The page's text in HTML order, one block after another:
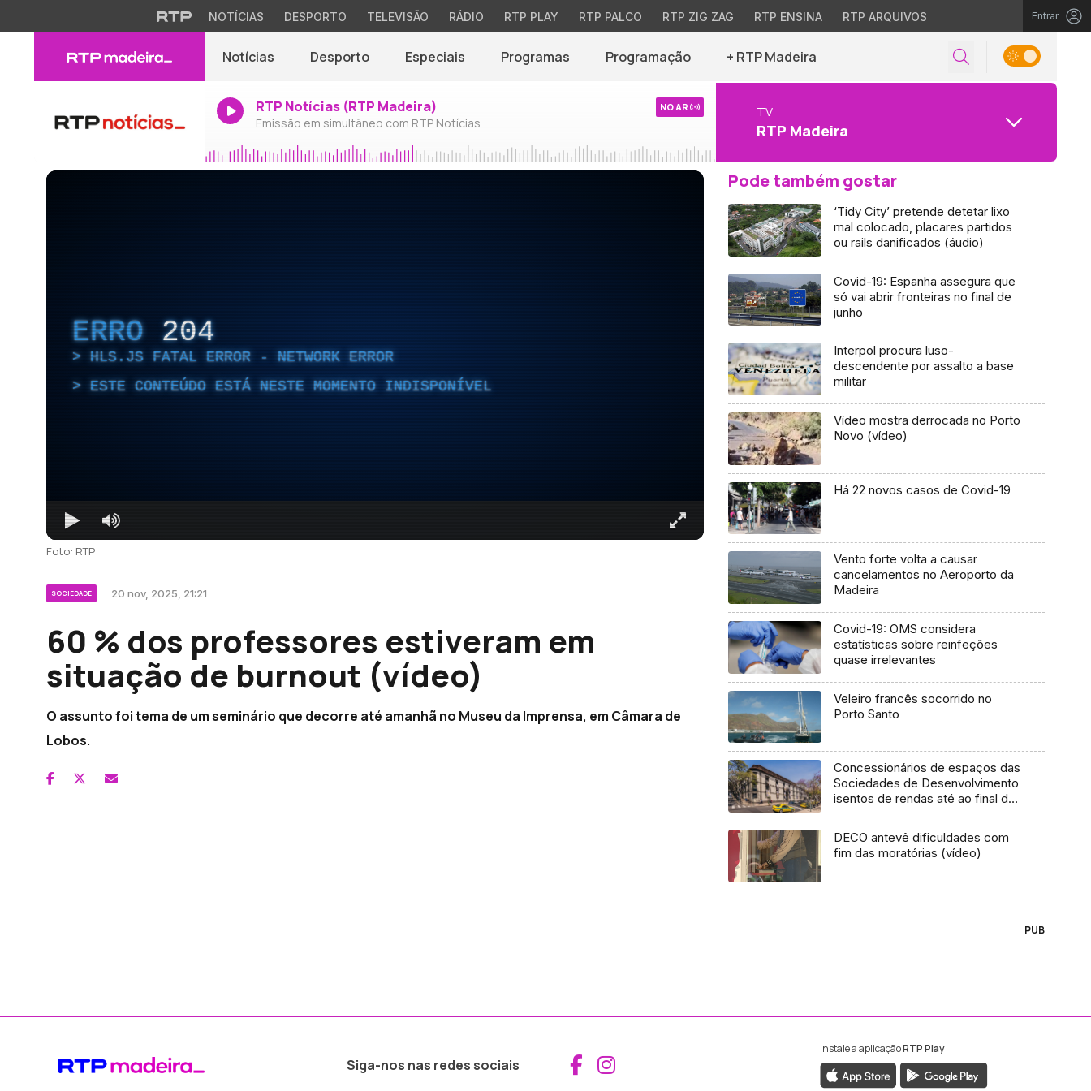
NOTÍCIAS DESPORTO TELEVISÃO RÁDIO RTP PLAY RTP PALCO RTP ZIG ZAG RTP ENSINA RTP ARQUIVOS Entrar
Notícias Desporto Especiais Programas Programação + RTP Madeira
RTP Notícias (RTP Madeira)
Emissão em simultâneo com RTP Notícias
NO AR TV
RTP Madeira
ERRO 204
HLS.JS FATAL ERROR - NETWORK ERROR
ESTE CONTEÚDO ESTÁ NESTE MOMENTO INDISPONÍVEL
Foto: RTP
SOCIEDADE 20 nov, 2025, 21:21
60 % dos professores estiveram em
situação de burnout (vídeo)
O assunto foi tema de um seminário que decorre até amanhã no Museu da Imprensa, em Câmara de
Lobos.
Pode também gostar
‘Tidy City’ pretende detetar lixo
mal colocado, placares partidos
ou rails danificados (áudio)
Covid-19: Espanha assegura que
só vai abrir fronteiras no final de
junho
Interpol procura luso-
descendente por assalto a base
militar
Vídeo mostra derrocada no Porto
Novo (vídeo)
Há 22 novos casos de Covid-19
Vento forte volta a causar
cancelamentos no Aeroporto da
Madeira
Covid-19: OMS considera
estatísticas sobre reinfeções
quase irrelevantes
Veleiro francês socorrido no
Porto Santo
Concessionários de espaços das
Sociedades de Desenvolvimento
isentos de rendas até ao final do
DECO antevê dificuldades com
fim das moratórias (vídeo)
PUB
Siga-nos nas redes sociais Aceder ao Facebook da RTP Madeira
Aceder ao Instagram da RTP Madeira
Instale a aplicaçãoRTP Play